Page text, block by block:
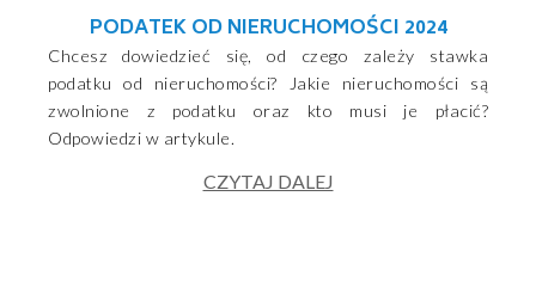
PODATEK OD NIERUCHOMOŚCI 2024
Chcesz dowiedzieć się, od czego zależy stawka
podatku od nieruchomości? Jakie nieruchomości są
zwolnione z podatku oraz kto musi je płacić?
Odpowiedzi w artykule.
CZYTAJ DALEJ